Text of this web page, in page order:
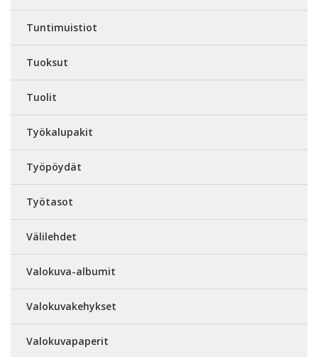
Tuntimuistiot
Tuoksut
Tuolit
Työkalupakit
Työpöydät
Työtasot
Välilehdet
Valokuva-albumit
Valokuvakehykset
Valokuvapaperit